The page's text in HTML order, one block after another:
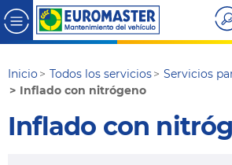
Inicio Todos los servicios
Servicios
Inflado con nitrógeno
Inflado con